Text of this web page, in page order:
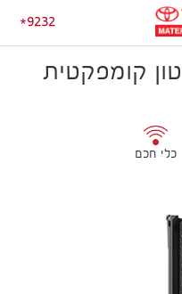
9232
מלגזה חשמלית 2.0 טון קומפקטית
כלי חכם